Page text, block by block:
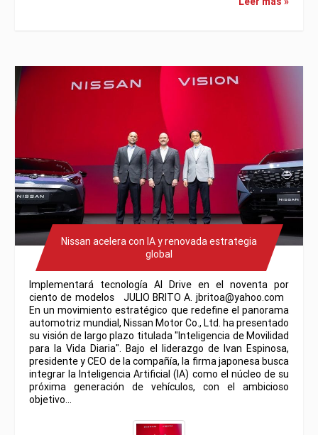
Nissan acelera con IA y renovada estrategia
global
Implementará tecnología AI Drive en el noventa por
ciento de modelos JULIO BRITO A. jbritoa@yahoo.com
En un movimiento estratégico que redefine el panorama
automotriz mundial, Nissan Motor Co., Ltd. ha presentado
su visión de largo plazo titulada "Inteligencia de Movilidad
para la Vida Diaria". Bajo el liderazgo de Ivan Espinosa,
presidente y CEO de la compañía, la firma japonesa busca
integrar la Inteligencia Artificial (IA) como el núcleo de su
próxima generación de vehículos, con el ambicioso
objetivo…